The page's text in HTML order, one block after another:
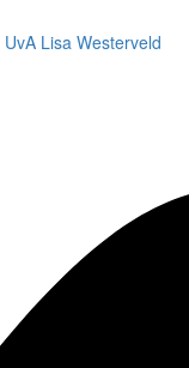
UvA Lisa Westerveld